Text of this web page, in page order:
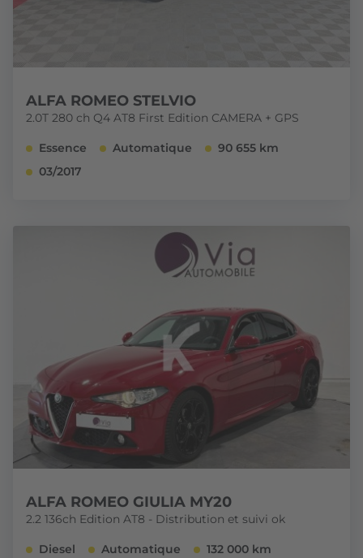
ALFA ROMEO STELVIO
2.0T 280 ch Q4 AT8 First Edition CAMERA + GPS
Essence Automatique
90 655 km
03/2017
ALFA ROMEO GIULIA MY20
2.2 136ch Edition AT8 - Distribution et suivi ok
Diesel Automatique
132 000 km